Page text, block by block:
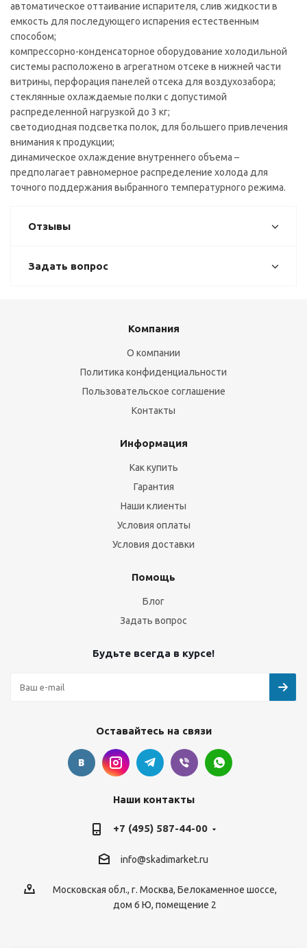
автоматическое оттаивание испарителя, слив жидкости в
емкость для последующего испарения естественным
способом;
компрессорно-конденсаторное оборудование холодильной
системы расположено в агрегатном отсеке в нижней части
витрины, перфорация панелей отсека для воздухозабора;
стеклянные охлаждаемые полки с допустимой
распределенной нагрузкой до 3 кг;
светодиодная подсветка полок, для большего привлечения
внимания к продукции;
динамическое охлаждение внутреннего объема –
предполагает равномерное распределение холода для
точного поддержания выбранного температурного режима.
Отзывы
Задать вопрос
Компания
О компании
Политика конфиденциальности
Пользовательское соглашение
Контакты
Информация
Как купить
Гарантия
Наши клиенты
Условия оплаты
Условия доставки
Помощь
Блог
Задать вопрос
Будьте всегда в курсе!
Оставайтесь на связи
Наши контакты
+7 (495) 587-44-00
info@skadimarket.ru
Московская обл., г. Москва, Белокаменное шоссе,
дом 6 Ю, помещение 2